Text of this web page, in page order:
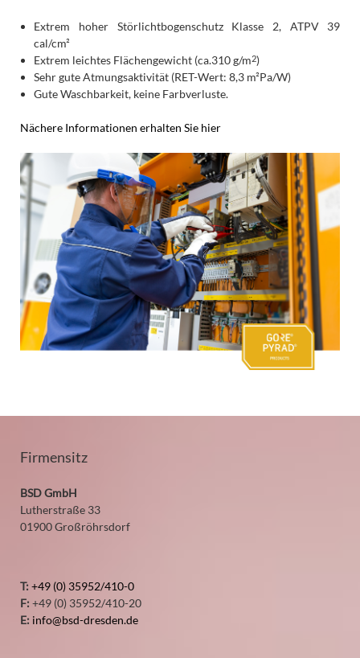
Extrem hoher Störlichtbogenschutz Klasse 2, ATPV 39
cal/cm²
Extrem leichtes Flächengewicht (ca.310 g/m2)
Sehr gute Atmungsaktivität (RET-Wert: 8,3 m²Pa/W)
Gute Waschbarkeit, keine Farbverluste.
Nächere Informationen erhalten Sie hier
Firmensitz
BSD GmbH
Lutherstraße 33
01900 Großröhrsdorf
T: +49 (0) 35952/410-0
F: +49 (0) 35952/410-20
E: info@bsd-dresden.de